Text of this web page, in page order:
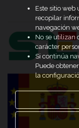
Este sitio web
recopilar
navegación
No se utilizan
carácter
Si continúa
Puede
la